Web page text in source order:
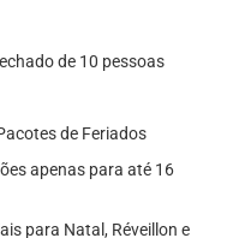
de 10 pessoas
de Feriados
apenas para até 16
para Natal, Réveillon e